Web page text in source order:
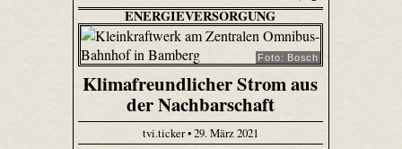
ENERGIEVERSORGUNG
Foto: Bosch
Klimafreundlicher Strom aus
der Nachbarschaft
tvi.ticker • 29. März 2021